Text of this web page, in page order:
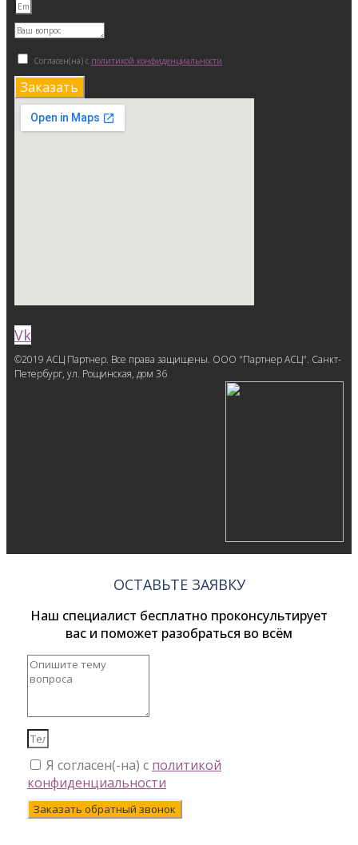
Согласен(на) с политикой конфиденциальности
Заказать
Vk
©2019 АСЦ Партнер. Все права защищены. ООО "Партнер АСЦ". Санкт-
Петербург, ул. Рощинская, дом 36
ОСТАВЬТЕ ЗАЯВКУ
Наш специалист бесплатно проконсультирует
вас и поможет разобраться во всём
Я согласен(-на) с политикой
конфиденциальности
Заказать обратный звонок